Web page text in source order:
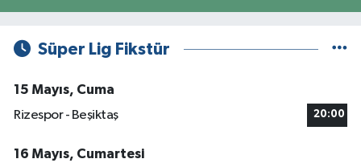
Süper Lig Fikstür
15 Mayıs, Cuma
Rizespor - Beşiktaş
20:00
16 Mayıs, Cumartesi